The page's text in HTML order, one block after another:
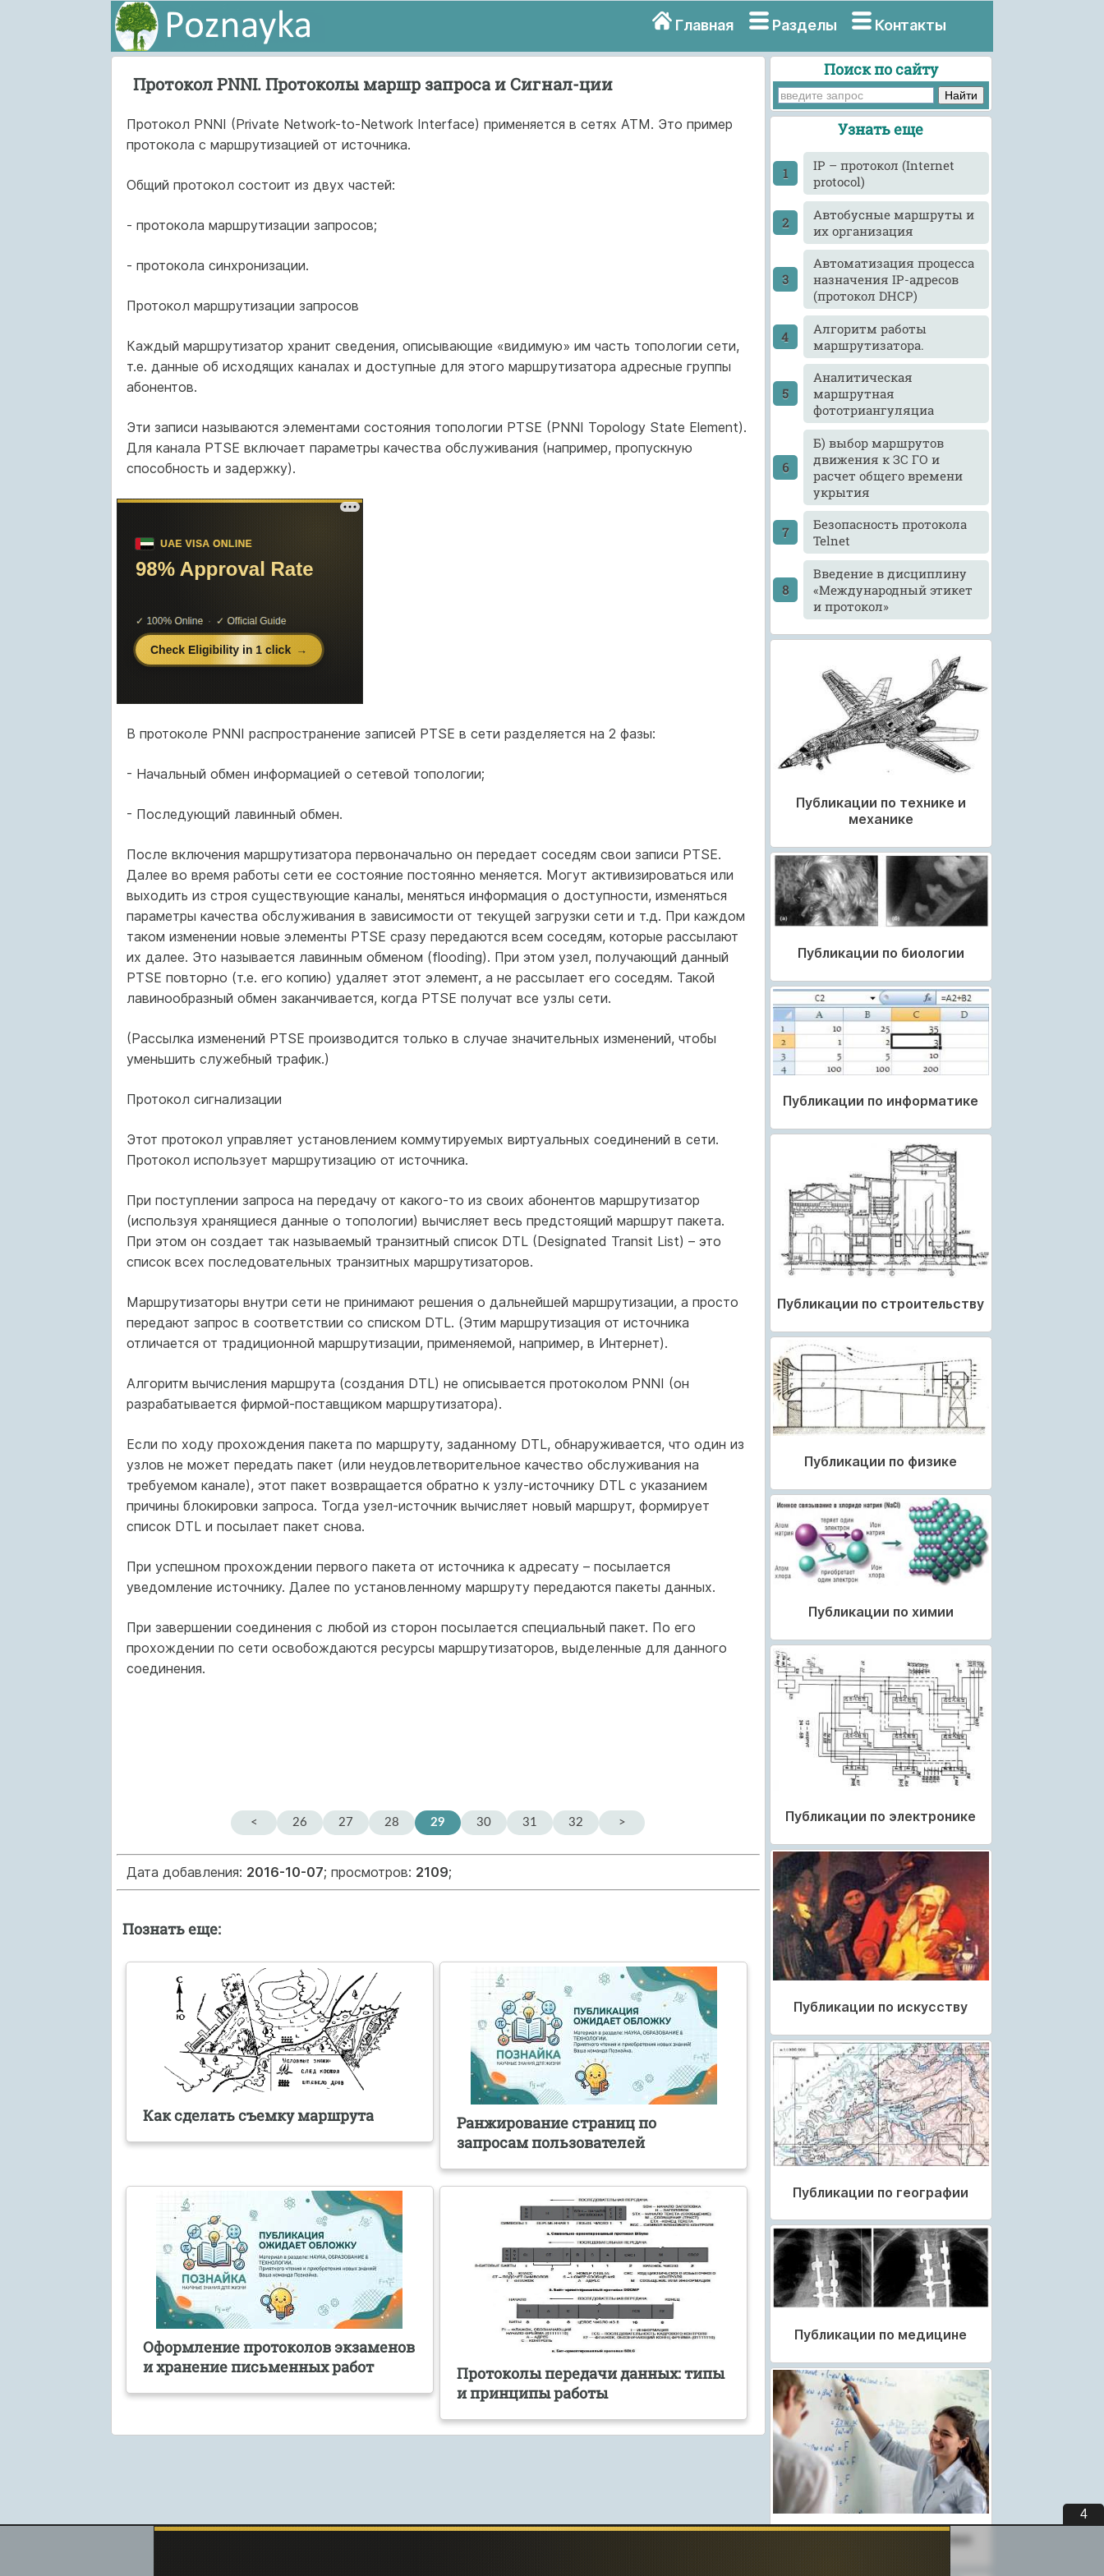
Главная Разделы Контакты
Протокол PNNI. Протоколы маршр запроса и Сигнал-ции
Протокол PNNI (Private Network-to-Network Interface) применяется в сетях АТМ. Это пример
протокола с маршрутизацией от источника.
Общий протокол состоит из двух частей:
- протокола маршрутизации запросов;
- протокола синхронизации.
Протокол маршрутизации запросов
Каждый маршрутизатор хранит сведения, описывающие «видимую» им часть топологии сети,
т.е. данные об исходящих каналах и доступные для этого маршрутизатора адресные группы
абонентов.
Эти записи называются элементами состояния топологии PTSE (PNNI Topology State Element).
Для канала PTSE включает параметры качества обслуживания (например, пропускную
способность и задержку).
В протоколе PNNI распространение записей PTSE в сети разделяется на 2 фазы:
- Начальный обмен информацией о сетевой топологии;
- Последующий лавинный обмен.
После включения маршрутизатора первоначально он передает соседям свои записи PTSE.
Далее во время работы сети ее состояние постоянно меняется. Могут активизироваться или
выходить из строя существующие каналы, меняться информация о доступности, изменяться
параметры качества обслуживания в зависимости от текущей загрузки сети и т.д. При каждом
таком изменении новые элементы PTSE сразу передаются всем соседям, которые рассылают
их далее. Это называется лавинным обменом (flooding). При этом узел, получающий данный
PTSE повторно (т.е. его копию) удаляет этот элемент, а не рассылает его соседям. Такой
лавинообразный обмен заканчивается, когда PTSE получат все узлы сети.
(Рассылка изменений PTSE производится только в случае значительных изменений, чтобы
уменьшить служебный трафик.)
Протокол сигнализации
Этот протокол управляет установлением коммутируемых виртуальных соединений в сети.
Протокол использует маршрутизацию от источника.
При поступлении запроса на передачу от какого-то из своих абонентов маршрутизатор
(используя хранящиеся данные о топологии) вычисляет весь предстоящий маршрут пакета.
При этом он создает так называемый транзитный список DTL (Designated Transit List) – это
список всех последовательных транзитных маршрутизаторов.
Маршрутизаторы внутри сети не принимают решения о дальнейшей маршрутизации, а просто
передают запрос в соответствии со списком DTL. (Этим маршрутизация от источника
отличается от традиционной маршрутизации, применяемой, например, в Интернет).
Алгоритм вычисления маршрута (создания DTL) не описывается протоколом PNNI (он
разрабатывается фирмой-поставщиком маршрутизатора).
Если по ходу прохождения пакета по маршруту, заданному DTL, обнаруживается, что один из
узлов не может передать пакет (или неудовлетворительное качество обслуживания на
требуемом канале), этот пакет возвращается обратно к узлу-источнику DTL с указанием
причины блокировки запроса. Тогда узел-источник вычисляет новый маршрут, формирует
список DTL и посылает пакет снова.
При успешном прохождении первого пакета от источника к адресату – посылается
уведомление источнику. Далее по установленному маршруту передаются пакеты данных.
При завершении соединения с любой из сторон посылается специальный пакет. По его
прохождении по сети освобождаются ресурсы маршрутизаторов, выделенные для данного
соединения.
< 26 27 28 29 30 31 32 >
Дата добавления: 2016-10-07; просмотров: 2109;
Познать еще:
Как сделать съемку маршрута
Ранжирование страниц по
запросам пользователей
Оформление протоколов экзаменов
и хранение письменных работ
Протоколы передачи данных: типы
и принципы работы
Поиск по сайту
Узнать еще
IP – протокол (Internet
protocol)
Автобусные маршруты и
их организация
Автоматизация процесса
назначения IP-адресов
(протокол DHCP)
Алгоритм работы
маршрутизатора.
Аналитическая
маршрутная
фототриангуляциа
Б) выбор маршрутов
движения к ЗС ГО и
расчет общего времени
укрытия
Безопасность протокола
Telnet
Введение в дисциплину
«Международный этикет
и протокол»
Публикации по технике и
механике
Публикации по биологии
Публикации по информатике
Публикации по строительству
Публикации по физике
Публикации по химии
Публикации по электронике
Публикации по искусству
Публикации по географии
Публикации по медицине
Публикации по педагогике
3